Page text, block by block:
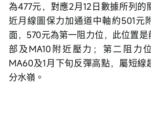
為477元，對應2月12日數據所列的
近月線圖保力加通道中軸約501元
面，570元為第一阻力位，此位置
部及MA10附近壓力；第二阻力
MA60及1月下旬反彈高點，屬短線
分水嶺。